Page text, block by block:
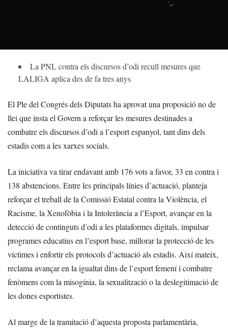
La PNL contra els discursos d’odi recull mesures que
LALIGA aplica des de fa tres anys
El Ple del Congrés dels Diputats ha aprovat una proposició no de
llei que insta el Govern a reforçar les mesures destinades a
combatre els discursos d’odi a l’esport espanyol, tant dins dels
estadis com a les xarxes socials.
La iniciativa va tirar endavant amb 176 vots a favor, 33 en contra i
138 abstencions. Entre les principals línies d’actuació, planteja
reforçar el treball de la Comissió Estatal contra la Violència, el
Racisme, la Xenofòbia i la Intolerància a l’Esport, avançar en la
detecció de continguts d’odi a les plataformes digitals, impulsar
programes educatius en l’esport base, millorar la protecció de les
víctimes i enfortir els protocols d’actuació als estadis. Així mateix,
reclama avançar en la igualtat dins de l’esport femení i combatre
fenòmens com la misogínia, la sexualització o la deslegitimació de
les dones esportistes.
Al marge de la tramitació d’aquesta proposta parlamentària,